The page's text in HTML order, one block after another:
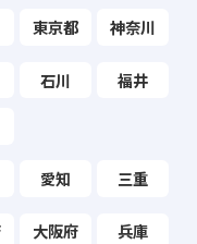
東京都 神奈川
石川 福井
愛知 三重
大阪府 兵庫